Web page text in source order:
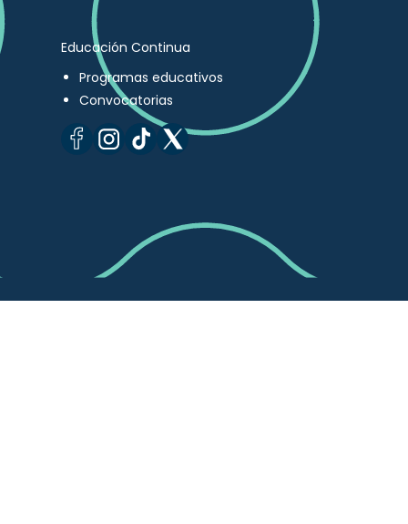
Educación Continua
Programas educativos
Convocatorias